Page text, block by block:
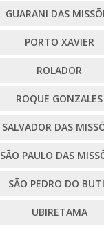
GUARANI DAS
PORTO XAVIER
ROLADOR
ROQUE GONZALES
SALVADOR DAS
SÃO PAULO DAS
SÃO PEDRO DO
UBIRETAMA